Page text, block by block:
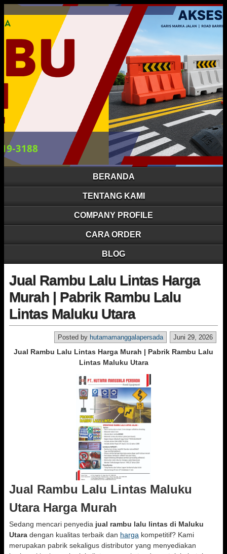
BERANDA
TENTANG KAMI
COMPANY PROFILE
CARA ORDER
BLOG
Jual Rambu Lalu Lintas Harga
Murah | Pabrik Rambu Lalu
Lintas Maluku Utara
Juni 29, 2026
Posted by hutamamanggalapersada
Jual Rambu Lalu Lintas Harga Murah | Pabrik Rambu Lalu
Lintas Maluku Utara
Jual Rambu Lalu Lintas Maluku
Utara Harga Murah
Sedang mencari penyedia jual rambu lalu lintas di Maluku
Utara dengan kualitas terbaik dan harga kompetitif? Kami
merupakan pabrik sekaligus distributor yang menyediakan